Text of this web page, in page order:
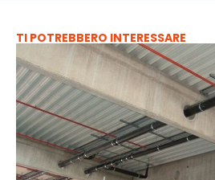
TI POTREBBERO INTERESSARE